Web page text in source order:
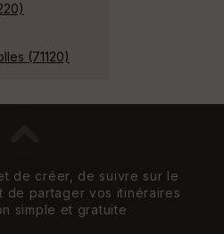
(71120)
de créer, de suivre sur le
de partager vos itinéraires
simple et gratuite